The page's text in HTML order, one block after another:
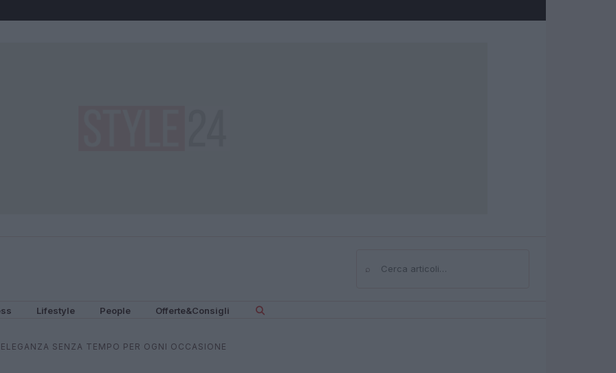
⌕Cerca
Lifestyle People Offerte&Consigli
SENZA TEMPO PER OGNI OCCASIONE